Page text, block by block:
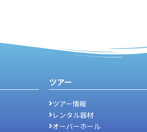
ツアー
ツアー情報
レンタル器材
オーバーホール